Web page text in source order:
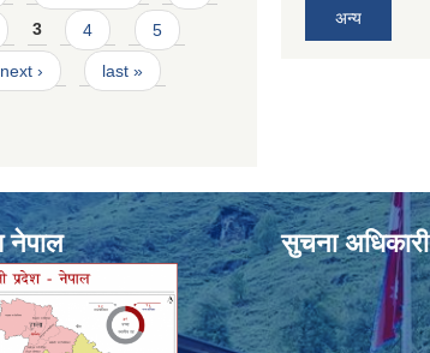
3 4 5
next › last »
अन्य
नेपाल सुचना अधिकारी